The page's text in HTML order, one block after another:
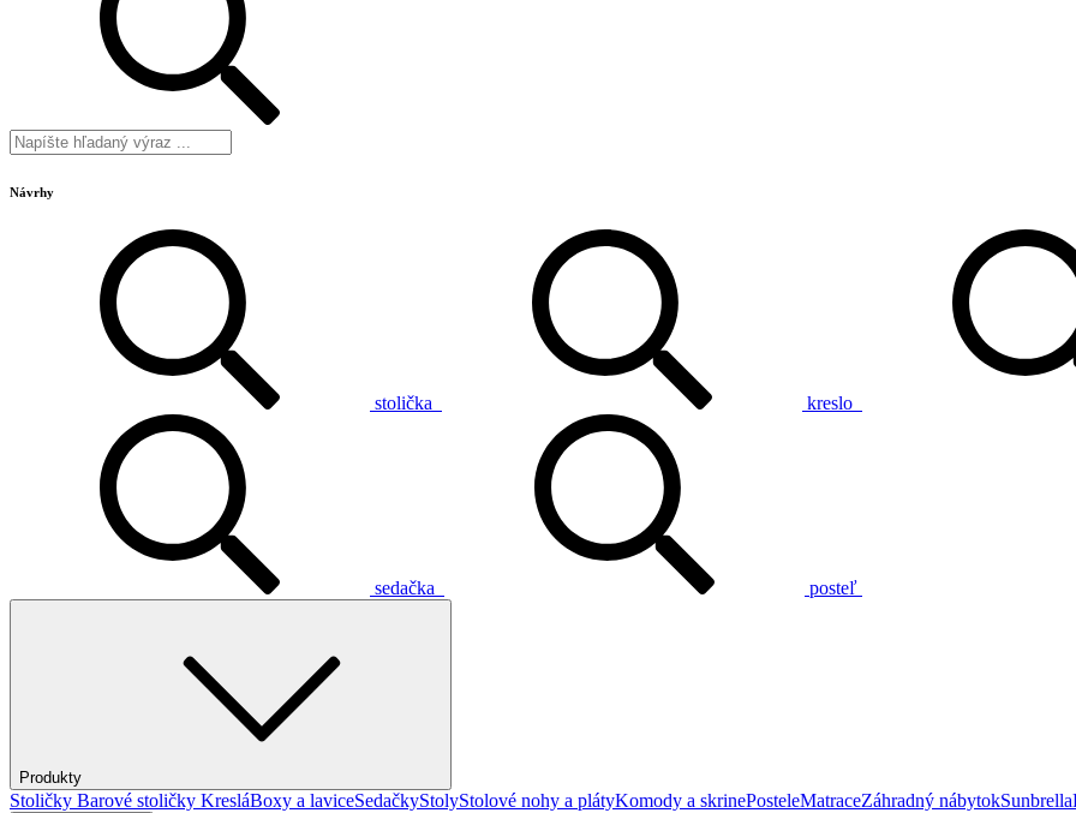
Návrhy
stolička kreslo
sedačka posteľ
Produkty
Stoličky Barové stoličky KresláBoxy a laviceSedačkyStolyStolové nohy a plátyKomody a skrinePosteleMatraceZáhradný nábytokSunbrella